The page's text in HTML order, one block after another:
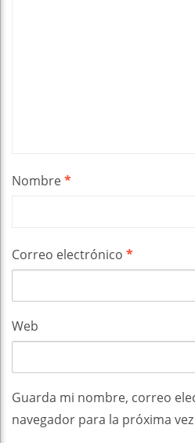
Nombre*
Correo electrónico *
Web
Guarda mi nombre, correo
navegador para la próxima